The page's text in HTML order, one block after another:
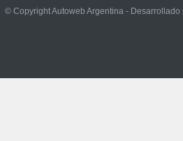
Prueba: BYD Song
© Copyright Autoweb Argentina - Desarrollado